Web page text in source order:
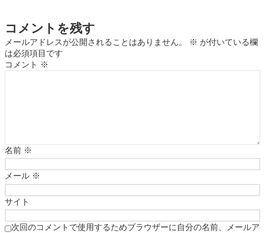
コメントを残す
メールアドレスが公開されることはありません。 ※ が付いている欄
は必須項目です
コメント ※
名前 ※
メール ※
サイト
次回のコメントで使用するためブラウザーに自分の名前、メールア